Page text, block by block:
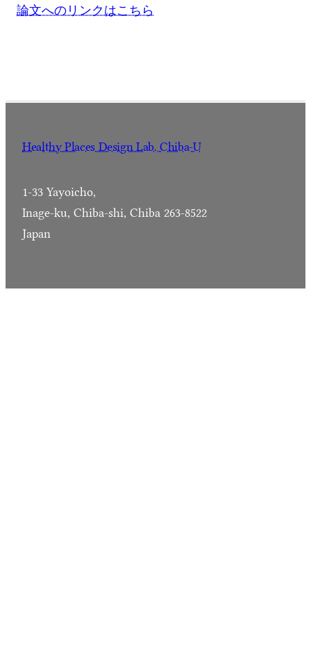
論文へのリンクはこちら
Healthy Places Design Lab. Chiba-U
1-33 Yayoicho,
Inage-ku, Chiba-shi, Chiba 263-8522
Japan